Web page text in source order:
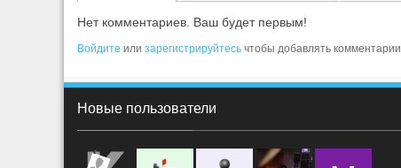
Нет комментариев. Ваш будет первым!
Войдите или зарегистрируйтесь чтобы добавлять комментарии
Новые пользователи